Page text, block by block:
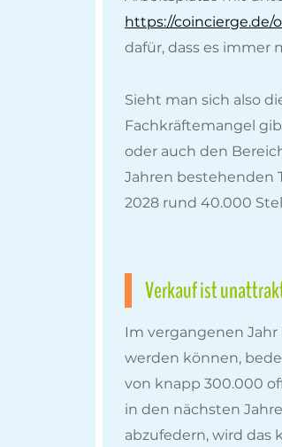
https://coincierge.de/
dafür, dass es immer
Sieht man sich also
Fachkräftemangel
oder auch den
Jahren bestehenden
2028 rund 40.000
Verkauf ist
Im vergangenen
werden können,
von knapp 300.000
in den nächsten
abzufedern, wird das